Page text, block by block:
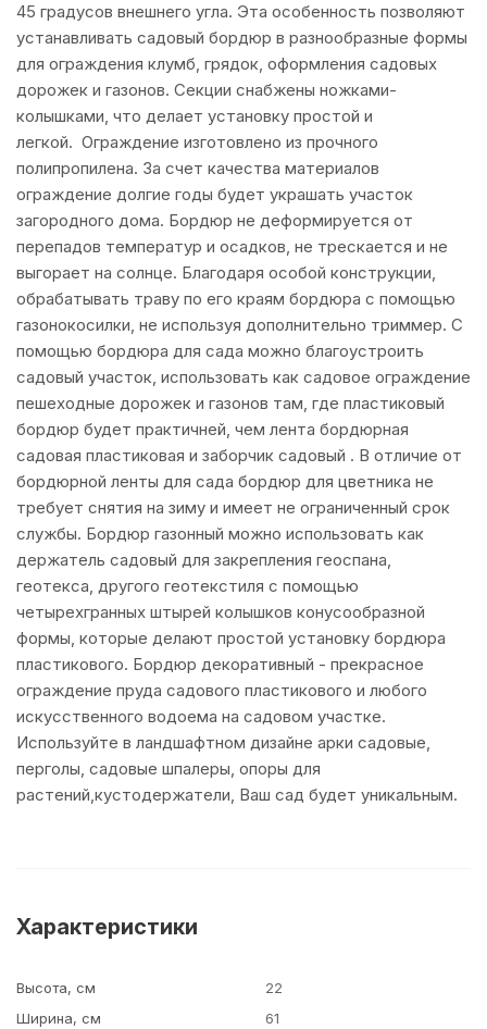
45 градусов внешнего угла. Эта особенность позволяют
устанавливать садовый бордюр в разнообразные формы
для ограждения клумб, грядок, оформления садовых
дорожек и газонов. Секции снабжены ножками-
колышками, что делает установку простой и
легкой. Ограждение изготовлено из прочного
полипропилена. За счет качества материалов
ограждение долгие годы будет украшать участок
загородного дома. Бордюр не деформируется от
перепадов температур и осадков, не трескается и не
выгорает на солнце. Благодаря особой конструкции,
обрабатывать траву по его краям бордюра с помощью
газонокосилки, не используя дополнительно триммер. С
помощью бордюра для сада можно благоустроить
садовый участок, использовать как садовое ограждение
пешеходные дорожек и газонов там, где пластиковый
бордюр будет практичней, чем лента бордюрная
садовая пластиковая и заборчик садовый . В отличие от
бордюрной ленты для сада бордюр для цветника не
требует снятия на зиму и имеет не ограниченный срок
службы. Бордюр газонный можно использовать как
держатель садовый для закрепления геоспана,
геотекса, другого геотекстиля с помощью
четырехгранных штырей колышков конусообразной
формы, которые делают простой установку бордюра
пластикового. Бордюр декоративный - прекрасное
ограждение пруда садового пластикового и любого
искусственного водоема на садовом участке.
Используйте в ландшафтном дизайне арки садовые,
перголы, садовые шпалеры, опоры для
растений,кустодержатели, Ваш сад будет уникальным.
Характеристики
Высота, см
22
Ширина, см
61